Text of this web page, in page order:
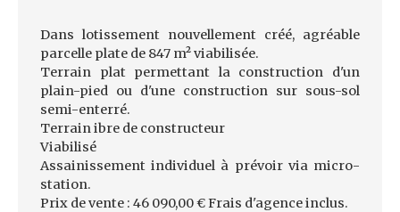
Dans lotissement nouvellement créé, agréable
parcelle plate de 847 m² viabilisée.
Terrain plat permettant la construction d'un
plain-pied ou d'une construction sur sous-sol
semi-enterré.
Terrain ibre de constructeur
Viabilisé
Assainissement individuel à prévoir via micro-
station.
Prix de vente : 46 090,00 € Frais d'agence inclus.